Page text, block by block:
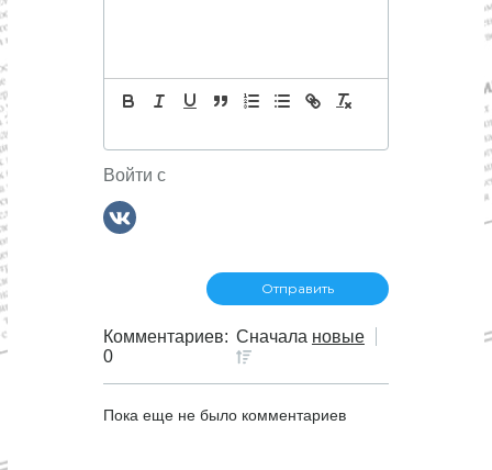
Войти с
Комментариев:
0
Сначала новые
Пока еще не было комментариев